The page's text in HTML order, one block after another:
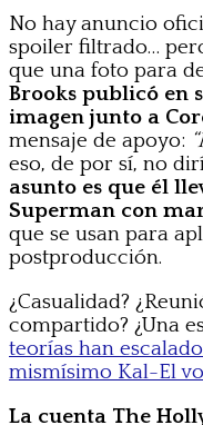
No hay anuncio
spoiler filtrado…
que una foto para
Brooks publicó en
imagen junto a
mensaje de apoyo:
eso, de por sí, no
asunto es que él
Superman con
que se usan para
postproducción.
¿Casualidad?
compartido? ¿Una
teorías han
mismísimo Kal-El
La cuenta The